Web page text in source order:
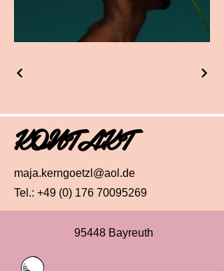
KONTAKT
maja.kerngoetzl@aol.de
Tel.: +49 (0) 176 70095269
95448 Bayreuth